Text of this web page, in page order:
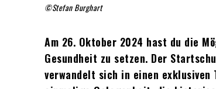
©Stefan Burghart
Am 26. Oktober 2024 hast du die
Gesundheit zu setzen. Der
verwandelt sich in einen